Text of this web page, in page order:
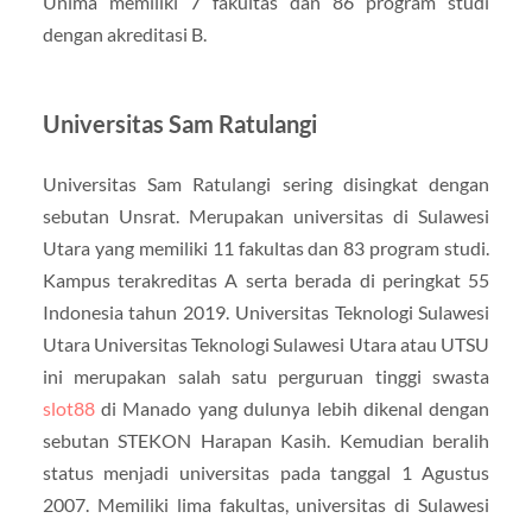
dengan akreditasi B.
Universitas Sam Ratulangi
Universitas Sam Ratulangi sering disingkat dengan
sebutan Unsrat. Merupakan universitas di Sulawesi
Utara yang memiliki 11 fakultas dan 83 program studi.
Kampus terakreditas A serta berada di peringkat 55
Indonesia tahun 2019. Universitas Teknologi Sulawesi
Utara Universitas Teknologi Sulawesi Utara atau UTSU
ini merupakan salah satu perguruan tinggi swasta
slot88di Manado yang dulunya lebih dikenal dengan
sebutan STEKON Harapan Kasih. Kemudian beralih
status menjadi universitas pada tanggal 1 Agustus
2007. Memiliki lima fakultas, universitas di Sulawesi